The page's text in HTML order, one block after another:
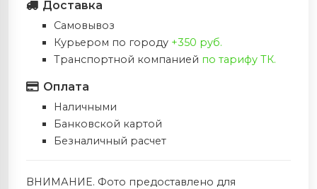
Доставка
Самовывоз
Курьером по городу +350 руб.
Транспортной компанией по тарифу ТК.
Оплата
Наличными
Банковской картой
Безналичный расчет
ВНИМАНИЕ. Фото предоставлено для